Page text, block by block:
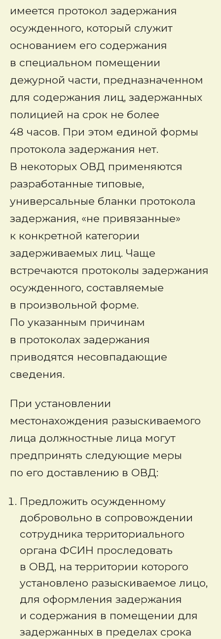
имеется протокол задержания
осужденного, который служит
основанием его содержания
в специальном помещении
дежурной части, предназначенном
для содержания лиц, задержанных
полицией на срок не более
48 часов. При этом единой формы
протокола задержания нет.
В некоторых ОВД применяются
разработанные типовые,
универсальные бланки протокола
задержания, «не привязанные»
к конкретной категории
задерживаемых лиц. Чаще
встречаются протоколы задержания
осужденного, составляемые
в произвольной форме.
По указанным причинам
в протоколах задержания
приводятся несовпадающие
сведения.
При установлении
местонахождения разыскиваемого
лица должностные лица могут
предпринять следующие меры
по его доставлению в ОВД:
Предложить осужденному
добровольно в сопровождении
сотрудника территориального
органа ФСИН проследовать
в ОВД, на территории которого
установлено разыскиваемое лицо,
для оформления задержания
и содержания в помещении для
задержанных в пределах срока